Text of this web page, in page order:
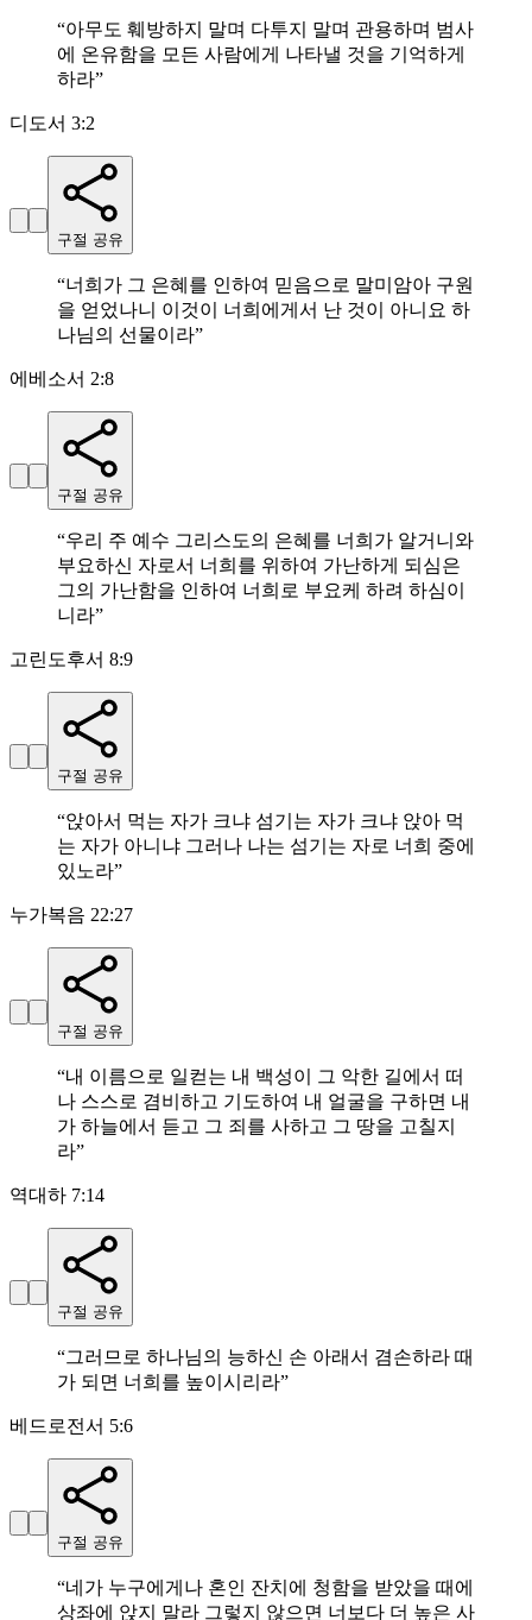
“아무도 훼방하지 말며 다투지 말며 관용하며 범사
에 온유함을 모든 사람에게 나타낼 것을 기억하게
하라”
디도서 3:2
구절 공유
“너희가 그 은혜를 인하여 믿음으로 말미암아 구원
을 얻었나니 이것이 너희에게서 난 것이 아니요 하
나님의 선물이라”
에베소서 2:8
구절 공유
“우리 주 예수 그리스도의 은혜를 너희가 알거니와
부요하신 자로서 너희를 위하여 가난하게 되심은
그의 가난함을 인하여 너희로 부요케 하려 하심이
니라”
고린도후서 8:9
구절 공유
“앉아서 먹는 자가 크냐 섬기는 자가 크냐 앉아 먹
는 자가 아니냐 그러나 나는 섬기는 자로 너희 중에
있노라”
누가복음 22:27
구절 공유
“내 이름으로 일컫는 내 백성이 그 악한 길에서 떠
나 스스로 겸비하고 기도하여 내 얼굴을 구하면 내
가 하늘에서 듣고 그 죄를 사하고 그 땅을 고칠지
라”
역대하 7:14
구절 공유
“그러므로 하나님의 능하신 손 아래서 겸손하라 때
가 되면 너희를 높이시리라”
베드로전서 5:6
구절 공유
“네가 누구에게나 혼인 잔치에 청함을 받았을 때에
상좌에 앉지 말라 그렇지 않으면 너보다 더 높은 사